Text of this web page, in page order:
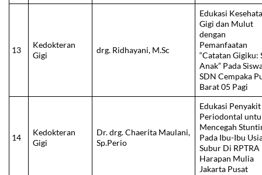
13
Kedokteran
Gigi
drg. Ridhayani, M.Sc
Edukasi
Gigi dan Mulut
dengan
Pemanfaatan
“Catatan Gigiku:
Anak” Pada
SDN Cempaka
Barat 05 Pagi
14
Kedokteran
Gigi
Dr. drg. Chaerita Maulani,
Sp.Perio
Edukasi Penyakit
Periodontal
Mencegah
Pada Ibu-Ibu
Subur Di RPTRA
Harapan Mulia
Jakarta Pusat